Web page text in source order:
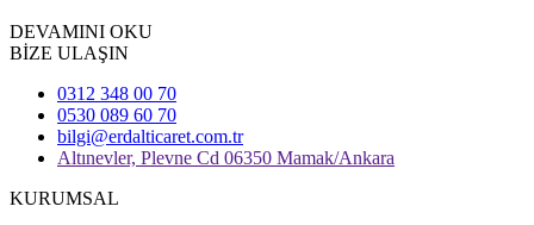
DEVAMINI OKU
BİZE ULAŞIN
0312 348 00 70
0530 089 60 70
bilgi@erdalticaret.com.tr
Altınevler, Plevne Cd 06350 Mamak/Ankara
KURUMSAL